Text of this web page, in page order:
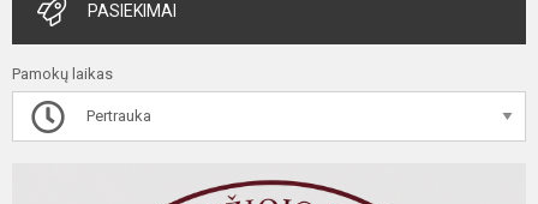
PASIEKIMAI
Pamokų laikas
Pertrauka